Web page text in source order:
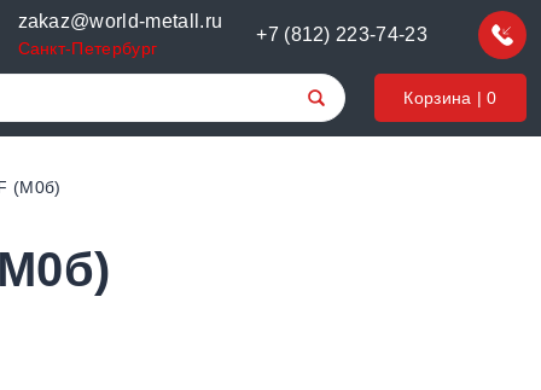
zakaz@world-metall.ru
Санкт-Петербург
+7 (812) 223-74-23
Корзина |0
(М0б)